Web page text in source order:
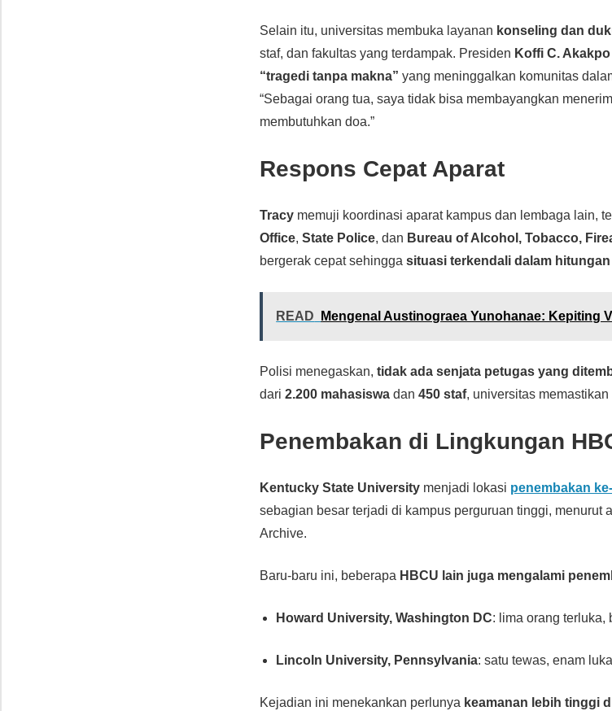
Selain itu, universitas membuka layanan konseling dan
staf, dan fakultas yang terdampak. Presiden Koffi C. Akakpo
“tragedi tanpa makna” yang meninggalkan komunitas
“Sebagai orang tua, saya tidak bisa membayangkan
membutuhkan doa.”
Respons Cepat Aparat
Tracy memuji koordinasi aparat kampus dan lembaga lain,
Office,State Police, dan Bureau of Alcohol, Tobacco,
bergerak cepat sehinggasituasi terkendali dalam
READ Mengenal Austinograea Yunohanae: Kepiting
Polisi menegaskan,tidak ada senjata petugas yang
dari2.200 mahasiswa dan450 staf, universitas
Penembakan di Lingkungan
Kentucky State University menjadi lokasi penembakan
sebagian besar terjadi di kampus perguruan tinggi, menurut
Archive.
Baru-baru ini, beberapa HBCU lain juga mengalami
Howard University, Washington DC: lima orang terluka,
Lincoln University, Pennsylvania: satu tewas, enam
Kejadian ini menekankan perlunya keamanan lebih tinggi